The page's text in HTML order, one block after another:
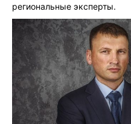
региональные эксперты.